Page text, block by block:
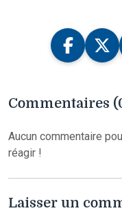
Commentaires
Aucun commentaire
réagir !
Laisser un